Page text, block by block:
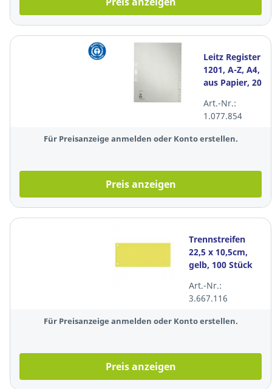
Leitz Register
1201, A-Z, A4,
aus Papier, 20
Art.-Nr.:
1.077.854
Für Preisanzeige anmelden oder Konto erstellen.
Preis anzeigen
Trennstreifen
22,5 x 10,5cm,
gelb, 100 Stück
Art.-Nr.:
3.667.116
Für Preisanzeige anmelden oder Konto erstellen.
Preis anzeigen